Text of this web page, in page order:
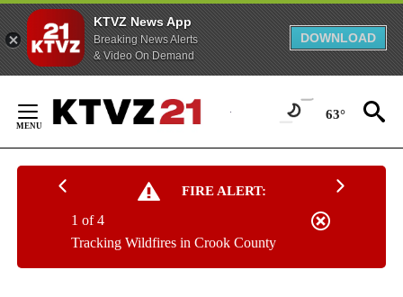
KTVZ News App
Breaking News Alerts
& Video On Demand
DOWNLOAD
Content
63°
FIRE ALERT:
Tracking Wildfires in Crook County
1 of 4